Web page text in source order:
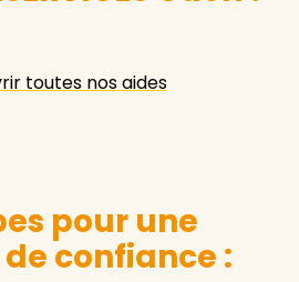
toutes nos aides
pour une
confiance :